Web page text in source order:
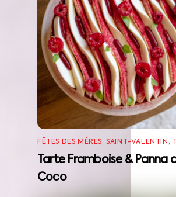
FÊTES DES MÈRES,SAINT-VALENTIN ,
Tarte Framboise & Panna
Coco